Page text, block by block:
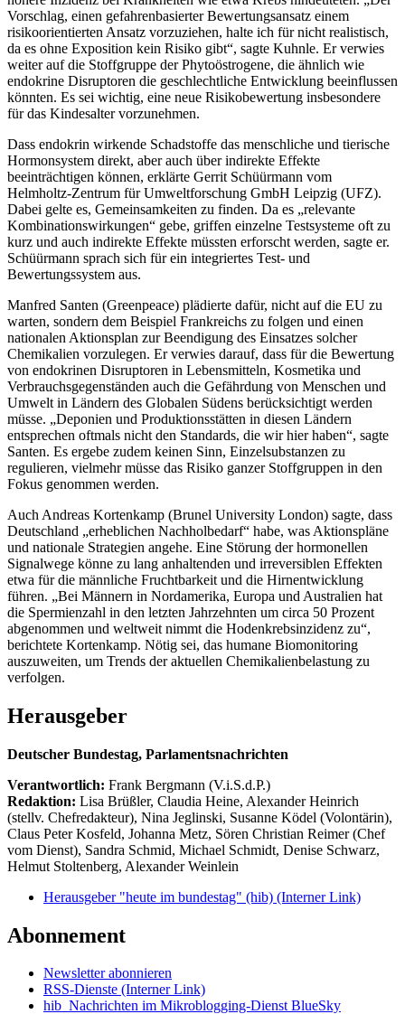
Vorschlag, einen gefahrenbasierter Bewertungsansatz einem
risikoorientierten Ansatz vorzuziehen, halte ich für nicht realistisch,
da es ohne Exposition kein Risiko gibt“, sagte Kuhnle. Er verwies
weiter auf die Stoffgruppe der Phytoöstrogene, die ähnlich wie
endokrine Disruptoren die geschlechtliche Entwicklung beeinflussen
könnten. Es sei wichtig, eine neue Risikobewertung insbesondere
für das Kindesalter vorzunehmen.
Dass endokrin wirkende Schadstoffe das menschliche und tierische
Hormonsystem direkt, aber auch über indirekte Effekte
beeinträchtigen können, erklärte Gerrit Schüürmann vom
Helmholtz-Zentrum für Umweltforschung GmbH Leipzig (UFZ).
Dabei gelte es, Gemeinsamkeiten zu finden. Da es „relevante
Kombinationswirkungen“ gebe, griffen einzelne Testsysteme oft zu
kurz und auch indirekte Effekte müssten erforscht werden, sagte er.
Schüürmann sprach sich für ein integriertes Test- und
Bewertungssystem aus.
Manfred Santen (Greenpeace) plädierte dafür, nicht auf die EU zu
warten, sondern dem Beispiel Frankreichs zu folgen und einen
nationalen Aktionsplan zur Beendigung des Einsatzes solcher
Chemikalien vorzulegen. Er verwies darauf, dass für die Bewertung
von endokrinen Disruptoren in Lebensmitteln, Kosmetika und
Verbrauchsgegenständen auch die Gefährdung von Menschen und
Umwelt in Ländern des Globalen Südens berücksichtigt werden
müsse. „Deponien und Produktionsstätten in diesen Ländern
entsprechen oftmals nicht den Standards, die wir hier haben“, sagte
Santen. Es ergebe zudem keinen Sinn, Einzelsubstanzen zu
regulieren, vielmehr müsse das Risiko ganzer Stoffgruppen in den
Fokus genommen werden.
Auch Andreas Kortenkamp (Brunel University London) sagte, dass
Deutschland „erheblichen Nachholbedarf“ habe, was Aktionspläne
und nationale Strategien angehe. Eine Störung der hormonellen
Signalwege könne zu lang anhaltenden und irreversiblen Effekten
etwa für die männliche Fruchtbarkeit und die Hirnentwicklung
führen. „Bei Männern in Nordamerika, Europa und Australien hat
die Spermienzahl in den letzten Jahrzehnten um circa 50 Prozent
abgenommen und weltweit nimmt die Hodenkrebsinzidenz zu“,
berichtete Kortenkamp. Nötig sei, das humane Biomonitoring
auszuweiten, um Trends der aktuellen Chemikalienbelastung zu
verfolgen.
Herausgeber
Deutscher Bundestag, Parlamentsnachrichten
Verantwortlich: Frank Bergmann (V.i.S.d.P.)
Redaktion: Lisa Brüßler, Claudia Heine, Alexander Heinrich
(stellv. Chefredakteur), Nina Jeglinski, Susanne Ködel (Volontärin),
Claus Peter Kosfeld, Johanna Metz, Sören Christian Reimer (Chef
vom Dienst), Sandra Schmid, Michael Schmidt, Denise Schwarz,
Helmut Stoltenberg, Alexander Weinlein
Herausgeber "heute im bundestag" (hib) (Interner Link)
Abonnement
Newsletter abonnieren
RSS-Dienste (Interner Link)
hib_Nachrichten im Mikroblogging-Dienst BlueSky